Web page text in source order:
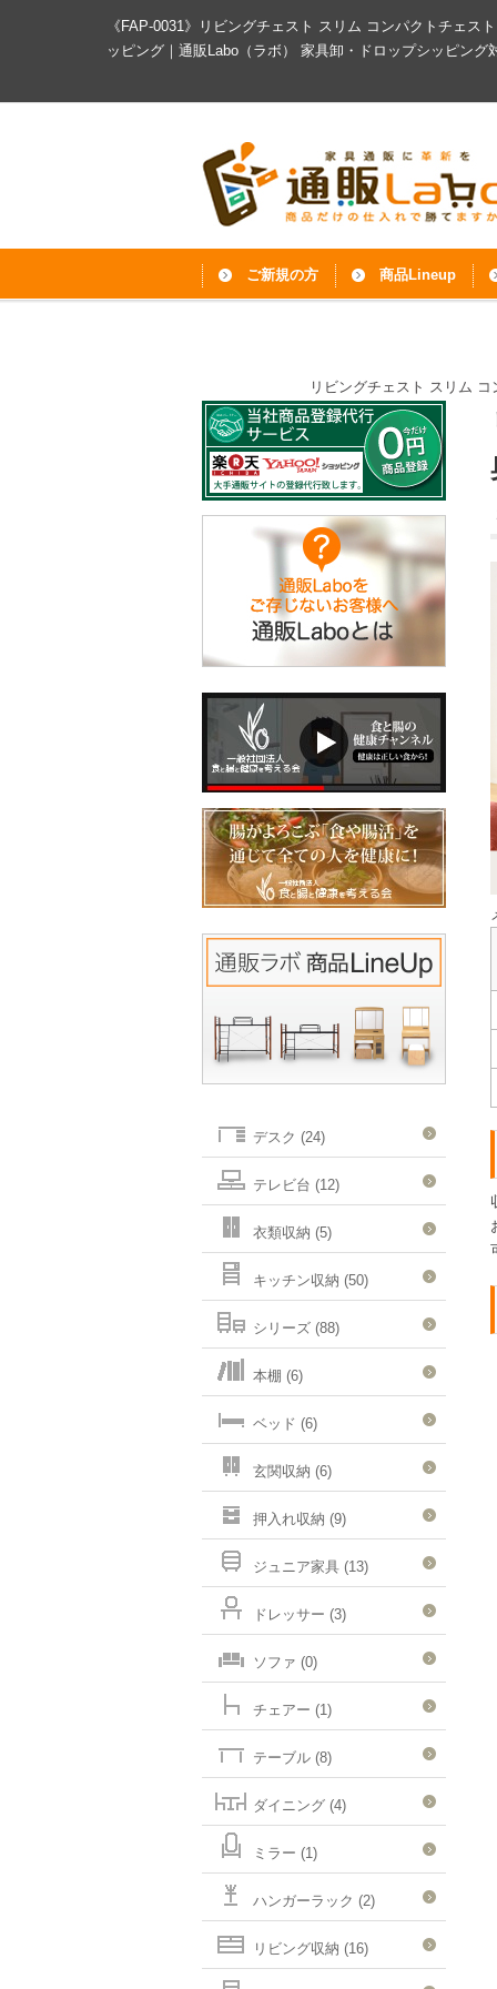
《FAP-0031》リビングチェスト スリム コンパクトチェ
ッピング｜通販Labo（ラボ） 家具卸・ドロップシッピング
ご新規の方 商品Lineup
リビングチェスト スリム
デスク (24)
テレビ台 (12)
衣類収納 (5)
キッチン収納 (50)
シリーズ (88)
本棚 (6)
ベッド (6)
玄関収納 (6)
押入れ収納 (9)
ジュニア家具 (13)
ドレッサー (3)
ソファ (0)
チェアー (1)
テーブル (8)
ダイニング (4)
ミラー (1)
ハンガーラック (2)
リビング収納 (16)